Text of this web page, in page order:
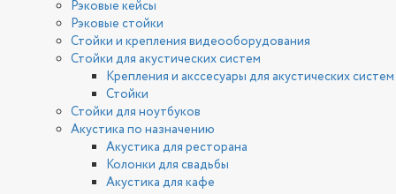
Рэковые кейсы
Рэковые стойки
Стойки и крепления видеооборудования
Стойки для акустических систем
Крепления и акссесуары для акустических систем
Стойки
Стойки для ноутбуков
Акустика по назначению
Акустика для ресторана
Колонки для свадьбы
Акустика для кафе